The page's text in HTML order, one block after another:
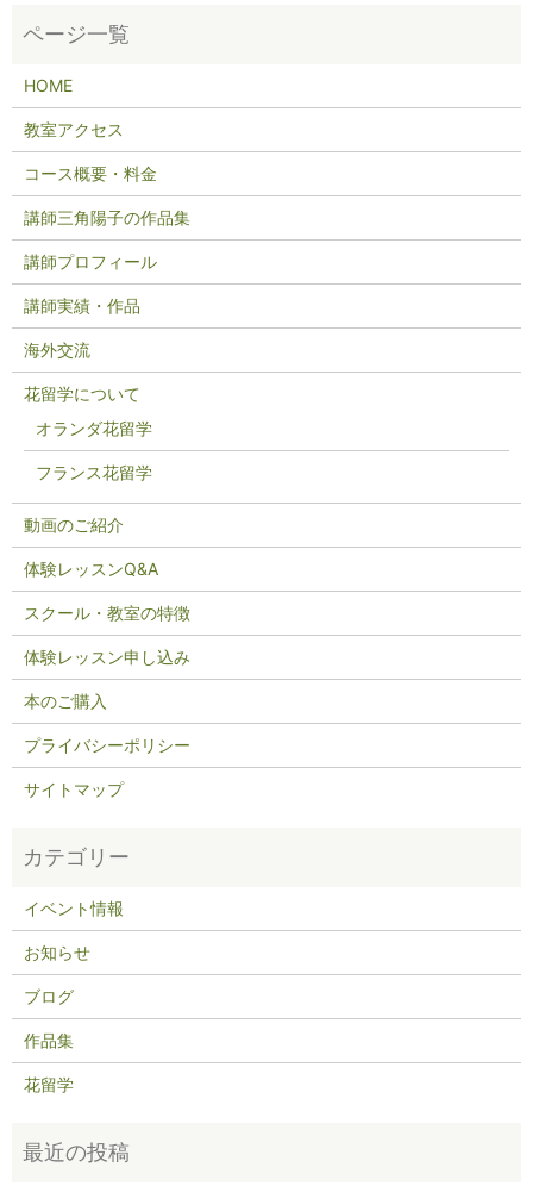
HOME
教室アクセス
コース概要・料金
講師三角陽子の作品集
講師プロフィール
講師実績・作品
海外交流
花留学について
オランダ花留学
フランス花留学
動画のご紹介
体験レッスンQ&A
スクール・教室の特徴
体験レッスン申し込み
本のご購入
プライバシーポリシー
サイトマップ
イベント情報
お知らせ
ブログ
作品集
花留学